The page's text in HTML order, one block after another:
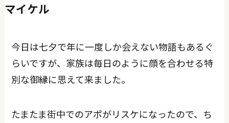
マイケル
今日は七夕で年に一度しか会えない物語もあるぐ
らいですが、家族は毎日のように顔を合わせる特
別な御縁に思えて来ました。
たまたま街中でのアポがリスケになったので、ち